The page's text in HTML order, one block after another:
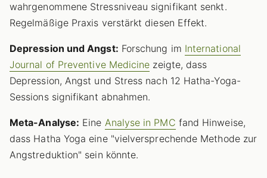
wahrgenommene Stressniveau signifikant senkt.
Regelmäßige Praxis verstärkt diesen Effekt.
Depression und Angst: Forschung im International
Journal of Preventive Medicine zeigte, dass
Depression, Angst und Stress nach 12 Hatha-Yoga-
Sessions signifikant abnahmen.
Meta-Analyse: Eine Analyse in PMC fand Hinweise,
dass Hatha Yoga eine "vielversprechende Methode zur
Angstreduktion" sein könnte.